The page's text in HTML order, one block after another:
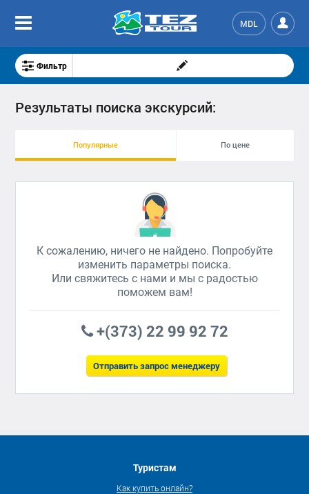
MDL
Фильтр
Результаты поиска экскурсий:
Популярные По цене
К сожалению, ничего не найдено. Попробуйте
изменить параметры поиска.
Или свяжитесь с нами и мы с радостью
поможем вам!
+(373) 22 99 92 72
Отправить запрос менеджеру
Туристам
Как купить онлайн?